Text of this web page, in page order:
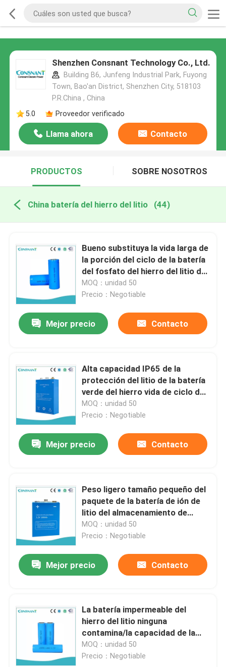
Shenzhen Consnant Technology Co., Ltd.
Building B6, Junfeng Industrial Park, Fuyong
Town, Bao'an District, Shenzhen City, 518103
P.R.China , China
5.0
Proveedor verificado
Llama ahora Contacto
PRODUCTOS SOBRE NOSOTROS
China batería del hierro del litio (44)
Bueno substituya la vida larga de
la porción del ciclo de la batería
del fosfato del hierro del litio de
la capacidad
MOQ：unidad 50
Precio：Negotiable
Mejor precio Contacto
Alta capacidad IP65 de la
protección del litio de la batería
verde del hierro vida de ciclo de
1500 veces
MOQ：unidad 50
Precio：Negotiable
Mejor precio Contacto
Peso ligero tamaño pequeño del
paquete de la batería de ión de
litio del almacenamiento de
energía ningún veneno
MOQ：unidad 50
Precio：Negotiable
Mejor precio Contacto
La batería impermeable del
hierro del litio ninguna
contamina/la capacidad de la
descarga del veneno el 80%
MOQ：unidad 50
Precio：Negotiable